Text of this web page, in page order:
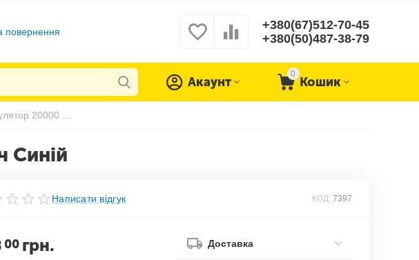
повернення
+380(67)512-70-45
+380(50)487-38-79
0
Кошик
Акаунт
Синій
Написати відгук КОД: 7397
00 грн. Доставка